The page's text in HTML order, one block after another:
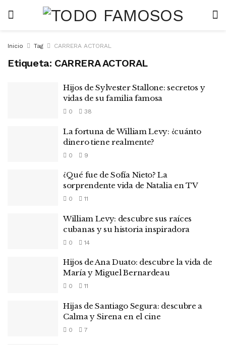
Inicio Tag CARRERA ACTORAL
Etiqueta: CARRERA ACTORAL
Hijos de Sylvester Stallone: secretos y
vidas de su familia famosa
0 38
La fortuna de William Levy: ¿cuánto
dinero tiene realmente?
0 9
¿Qué fue de Sofía Nieto? La
sorprendente vida de Natalia en TV
0 11
William Levy: descubre sus raíces
cubanas y su historia inspiradora
0 14
Hijos de Ana Duato: descubre la vida de
María y Miguel Bernardeau
0 11
Hijas de Santiago Segura: descubre a
Calma y Sirena en el cine
0 7